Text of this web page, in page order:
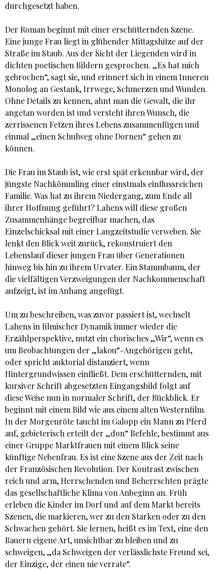
durchgesetzt haben.
Der Roman beginnt mit einer erschütternden Szene.
Eine junge Frau liegt in glühender Mittagshitze auf der
Straße im Staub. Aus der Sicht der Liegenden wird in
dichten poetischen Bildern gesprochen. „Es hat mich
gebrochen“, sagt sie, und erinnert sich in einem Inneren
Monolog an Gestank, Irrwege, Schmerzen und Wunden.
Ohne Details zu kennen, ahnt man die Gewalt, die ihr
angetan worden ist und versteht ihren Wunsch, die
zerrissenen Fetzen ihres Lebens zusammenfügen und
einmal „einen Schulweg ohne Dornen“ gehen zu
können.
Die Frau im Staub ist, wie erst spät erkennbar wird, der
jüngste Nachkömmling einer einstmals einflussreichen
Familie. Was hat zu ihrem Niedergang, zum Ende all
ihrer Hoffnung geführt? Lahens will diese großen
Zusammenhänge begreifbar machen, das
Einzelschicksal mit einer Langzeitstudie verweben. Sie
lenkt den Blick weit zurück, rekonstruiert den
Lebenslauf dieser jungen Frau über Generationen
hinweg bis hin zu ihrem Urvater. Ein Stammbaum, der
die vielfältigen Verzweigungen der Nachkommenschaft
aufzeigt, ist im Anhang angefügt.
Um zu beschreiben, was zuvor passiert ist, wechselt
Lahens in filmischer Dynamik immer wieder die
Erzählperspektive, nutzt ein chorisches „Wir“, wenn es
um Beobachtungen der „lakou“-Angehörigen geht,
oder spricht auktorial distanziert, wenn
Hintergrundwissen einfließt. Dem erschütternden, mit
kursiver Schrift abgesetzten Eingangsbild folgt auf
diese Weise nun in normaler Schrift, der Rückblick. Er
beginnt mit einem Bild wie aus einem alten Westernfilm.
In der Morgenröte taucht im Galopp ein Mann zu Pferd
auf, gebieterisch erteilt der „don“ Befehle, bestimmt aus
einer Gruppe Marktfrauen mit einem Blick seine
künftige Nebenfrau. Es ist eine Szene aus der Zeit nach
der Französischen Revolution. Der Kontrast zwischen
reich und arm, Herrschenden und Beherrschten prägte
das gesellschaftliche Klima von Anbeginn an. Früh
erleben die Kinder im Dorf und auf dem Markt bereits
Szenen, die markieren, wer zu den Starken oder zu den
Schwachen gehört. Sie lernen, heißt es im Text, eine den
Bauern eigene Art, unsichtbar zu bleiben und zu
schweigen, „da Schweigen der verlässlichste Freund sei,
der Einzige, der einen nie verrate“.